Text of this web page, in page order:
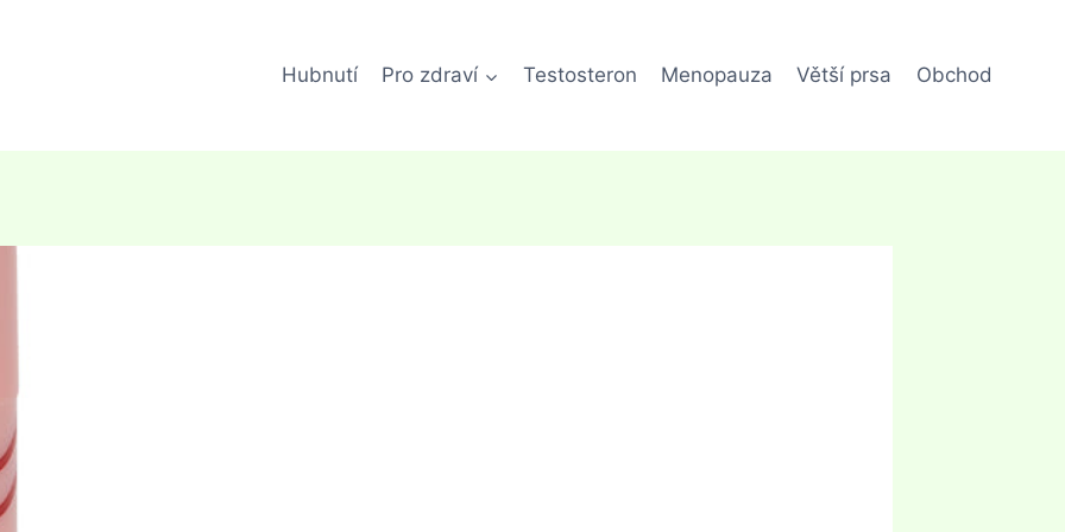
Hubnutí Pro zdraví Testosteron Menopauza Větší prsa Obchod